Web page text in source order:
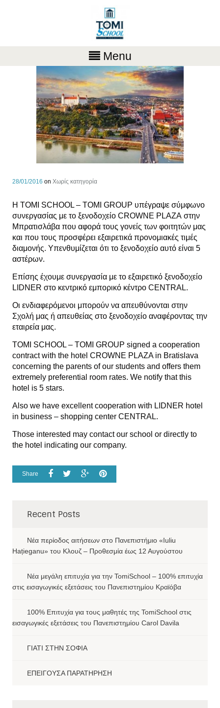
Menu
28/01/2016 on Χωρίς κατηγορία
Η TOMI SCHOOL – TOMI GROUP υπέγραψε σύμφωνο
συνεργασίας με το ξενοδοχείο CROWNE PLAZA στην
Μπρατισλάβα που αφορά τους γονείς των φοιτητών μας
και που τους προσφέρει εξαιρετικά προνομιακές τιμές
διαμονής. Υπενθυμίζεται ότι το ξενοδοχείο αυτό είναι 5
αστέρων.
Επίσης έχουμε συνεργασία με το εξαιρετικό ξενοδοχείο
LIDNER στο κεντρικό εμπορικό κέντρο CENTRAL.
Οι ενδιαφερόμενοι μπορούν να απευθύνονται στην
Σχολή μας ή απευθείας στο ξενοδοχείο αναφέροντας την
εταιρεία μας.
TOMI SCHOOL – TOMI GROUP signed a cooperation
contract with the hotel CROWNE PLAZA in Bratislava
concerning the parents of our students and offers them
extremely preferential room rates. We notify that this
hotel is 5 stars.
Also we have excellent cooperation with LIDNER hotel
in business – shopping center CENTRAL.
Those interested may contact our school or directly to
the hotel indicating our company.
Share
Recent Posts
Νέα περίοδος αιτήσεων στο Πανεπιστήμιο «Iuliu
Hațieganu» του Κλουζ – Προθεσμία έως 12 Αυγούστου
Νέα μεγάλη επιτυχία για την TomiSchool – 100% επιτυχία
στις εισαγωγικές εξετάσεις του Πανεπιστημίου Κραϊόβα
100% Επιτυχία για τους μαθητές της TomiSchool στις
εισαγωγικές εξετάσεις του Πανεπιστημίου Carol Davila
ΓΙΑΤΙ ΣΤΗΝ ΣΟΦΙΑ
ΕΠΕΙΓΟΥΣΑ ΠΑΡΑΤΗΡΗΣΗ